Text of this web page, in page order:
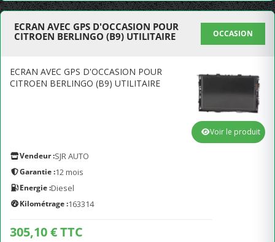
ECRAN AVEC GPS D'OCCASION POUR
CITROEN BERLINGO (B9) UTILITAIRE
OCCASION
ECRAN AVEC GPS D'OCCASION POUR
CITROEN BERLINGO (B9) UTILITAIRE
Vendeur :SJR AUTO
Garantie :12 mois
Energie :Diesel
Kilométrage :163314
305,10 € TTC
Voir le produit